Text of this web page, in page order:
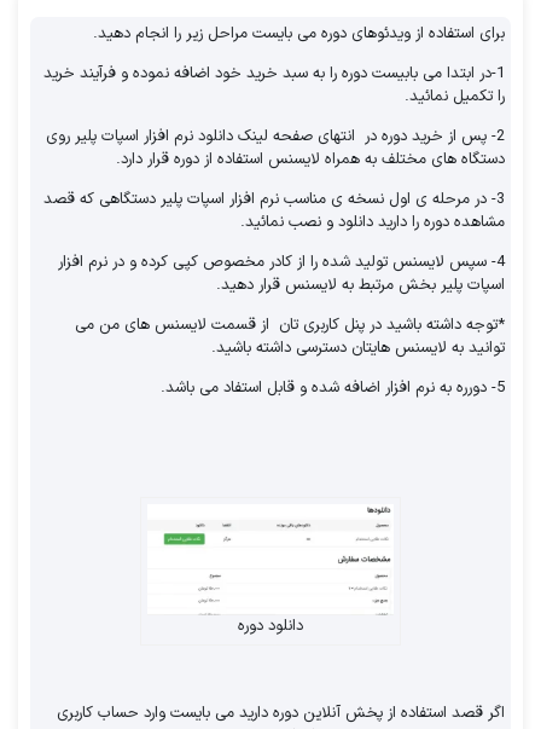
بهترین دوره های آموزشی در این زمینه می باشد.
مشکلات فرآیند استخدام
باور کنید یا نه، استخدام به همان اندازه که برای
کارمندان استرس زا است برای کسب و کارها نیز
پر تنش و استرس زا می باشد. حتی می‌تواند یک
فرآیند بسیار طولانی، خسته کننده و پر هزینه
باشد. شرکت‌ها معمولاً باید صدها رزومه را بررسی
هم شرکت و هم متقاضیان کار معمولاً با شماری
از موانع روبرو می‌شوند که آنها را تحت فشار قرار
می‌دهد و سرعت آنها را کاهش می‌دهد. در حالی
که هر شرکتی فرآیند استخدام متفاوتی دارد و در
ادامه به عمده ترین آنها اشاره خواهیم کرد.
برای استفاده از ویدئوهای دوره می بایست مراحل زیر را انجام دهید.
1-در ابتدا می بابیست دوره را به سبد خرید خود اضافه نموده و فرآیند خرید
را تکمیل نمائید.
2- پس از خرید دوره در انتهای صفحه لینک دانلود نرم افزار اسپات پلیر روی
دستگاه های مختلف به همراه لایسنس استفاده از دوره قرار دارد.
3- در مرحله ی اول نسخه ی مناسب نرم افزار اسپات پلیر دستگاهی که قصد
مشاهده دوره را دارید دانلود و نصب نمائید.
4- سپس لایسنس تولید شده را از کادر مخصوص کپی کرده و در نرم افزار
اسپات پلیر بخش مرتبط به لایسنس قرار دهید.
*توجه داشته باشید در پنل کاربری تان از قسمت لایسنس های من می
توانید به لایسنس هایتان دسترسی داشته باشید.
5- دورره به نرم افزار اضافه شده و قابل استفاد می باشد.
دانلود دوره
اگر قصد استفاده از پخش آنلاین دوره دارید می بایست وارد حساب کاربری